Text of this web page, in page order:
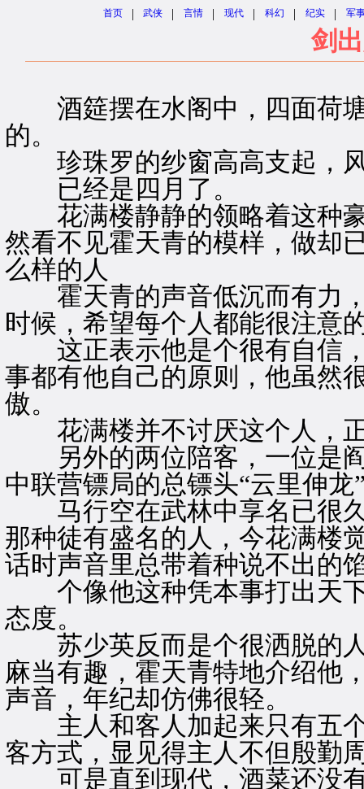
首页 | 武侠 | 言情 | 现代 | 科幻 | 纪实 | 军
剑
酒筵摆在水阁中，四面荷塘
的。
珍珠罗的纱窗高高支起，风
已经是四月了。
花满楼静静的领略着这种豪
然看不见霍天青的模样，做却
么样的人
霍天青的声音低沉而有力，
时候，希望每个人都能很注意
这正表示他是个很有自信，
事都有他自己的原则，他虽然
傲。
花满楼并不讨厌这个人，正
另外的两位陪客，一位是阎
中联营镖局的总镖头“云里伸龙
马行空在武林中享名已很久
那种徒有盛名的人，今花满楼
话时声音里总带着种说不出的
个像他这种凭本事打出天下
态度。
苏少英反而是个很洒脱的人
麻当有趣，霍天青特地介绍他
声音，年纪却仿佛很轻。
主人和客人加起来只有五个
客方式，显见得主人不但殷勤
可是直到现代，酒菜还没有